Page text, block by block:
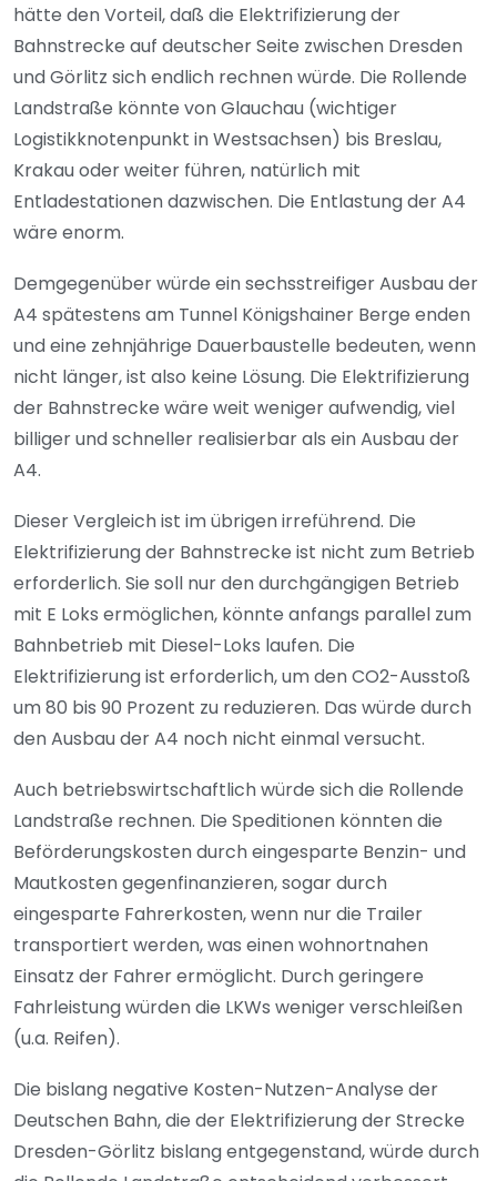
hätte den Vorteil, daß die Elektrifizierung der
Bahnstrecke auf deutscher Seite zwischen Dresden
und Görlitz sich endlich rechnen würde. Die Rollende
Landstraße könnte von Glauchau (wichtiger
Logistikknotenpunkt in Westsachsen) bis Breslau,
Krakau oder weiter führen, natürlich mit
Entladestationen dazwischen. Die Entlastung der A4
wäre enorm.
Demgegenüber würde ein sechsstreifiger Ausbau der
A4 spätestens am Tunnel Königshainer Berge enden
und eine zehnjährige Dauerbaustelle bedeuten, wenn
nicht länger, ist also keine Lösung. Die Elektrifizierung
der Bahnstrecke wäre weit weniger aufwendig, viel
billiger und schneller realisierbar als ein Ausbau der
A4.
Dieser Vergleich ist im übrigen irreführend. Die
Elektrifizierung der Bahnstrecke ist nicht zum Betrieb
erforderlich. Sie soll nur den durchgängigen Betrieb
mit E Loks ermöglichen, könnte anfangs parallel zum
Bahnbetrieb mit Diesel-Loks laufen. Die
Elektrifizierung ist erforderlich, um den CO2-Ausstoß
um 80 bis 90 Prozent zu reduzieren. Das würde durch
den Ausbau der A4 noch nicht einmal versucht.
Auch betriebswirtschaftlich würde sich die Rollende
Landstraße rechnen. Die Speditionen könnten die
Beförderungskosten durch eingesparte Benzin- und
Mautkosten gegenfinanzieren, sogar durch
eingesparte Fahrerkosten, wenn nur die Trailer
transportiert werden, was einen wohnortnahen
Einsatz der Fahrer ermöglicht. Durch geringere
Fahrleistung würden die LKWs weniger verschleißen
(u.a. Reifen).
Die bislang negative Kosten-Nutzen-Analyse der
Deutschen Bahn, die der Elektrifizierung der Strecke
Dresden-Görlitz bislang entgegenstand, würde durch